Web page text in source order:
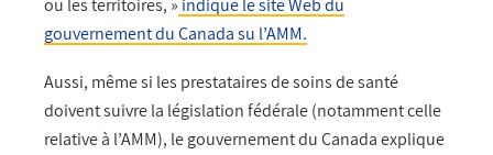
ou les territoires, » indique le site Web du
gouvernement du Canada su l’AMM.
Aussi, même si les prestataires de soins de santé
doivent suivre la législation fédérale (notamment celle
relative à l’AMM), le gouvernement du Canada explique